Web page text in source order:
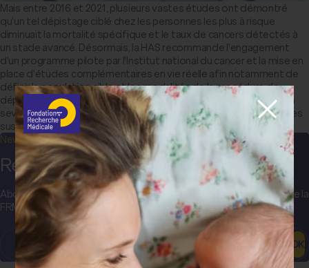
Mais entre 2016 et 2021, plusieurs vastes études ont démontré
qu'un tel dépistage ciblé chez les personnes les plus à risque
diminuait la mortalité spécifique et le taux de cancers détectés à
un stade avancé. Désormais, la HAS recommande l'engagement
d'un programme pilote par l'Institut national du cancer et la mise en
place d'études complémentaires en vie réelle afin notamment de
définir la population cible et les modalités de la procédure de
dépistage (durée, fréquence des examens, combinaison avec un
sevrage tabagique, stratégie de gestion des nodules pulmonaires
suspects).
Newsletter
Restez informé(e) !
Abonnez-vous pour recevoir les actualités et communications de la
FRM, les projets et découvertes sur toutes les maladies…
OK